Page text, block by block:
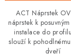
ACT Náprstek
náprstek k
instalace do
slouží k
dveří